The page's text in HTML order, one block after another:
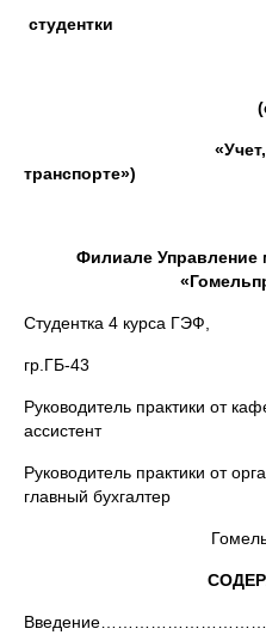
студентки
«Учет, анализ
транспорте»)
Филиале
Студентка 4 курса ГЭФ,
гр.ГБ-43
Руководитель
ассистент
Руководитель
главный